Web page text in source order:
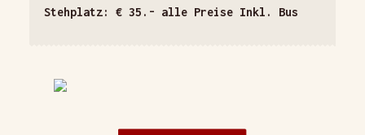
Stehplatz: € 35.- alle Preise Inkl. Bus